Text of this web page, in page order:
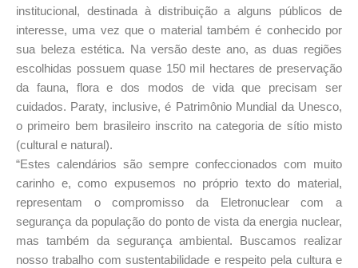
institucional, destinada à distribuição a alguns públicos de
interesse, uma vez que o material também é conhecido por
sua beleza estética. Na versão deste ano, as duas regiões
escolhidas possuem quase 150 mil hectares de preservação
da fauna, flora e dos modos de vida que precisam ser
cuidados. Paraty, inclusive, é Patrimônio Mundial da Unesco,
o primeiro bem brasileiro inscrito na categoria de sítio misto
(cultural e natural).
“Estes calendários são sempre confeccionados com muito
carinho e, como expusemos no próprio texto do material,
representam o compromisso da Eletronuclear com a
segurança da população do ponto de vista da energia nuclear,
mas também da segurança ambiental. Buscamos realizar
nosso trabalho com sustentabilidade e respeito pela cultura e